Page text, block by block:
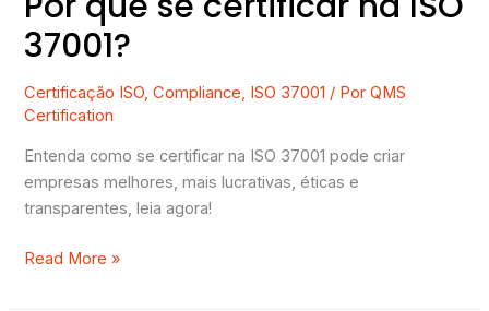
37001?
Certificação ISO,Compliance, ISO 37001 / PorQMS
Certification
Entenda como se certificar na ISO 37001 pode criar
empresas melhores, mais lucrativas, éticas e
transparentes, leia agora!
Read More »